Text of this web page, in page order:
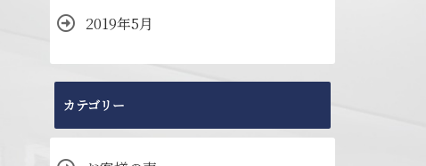
2019年5月
カテゴリー